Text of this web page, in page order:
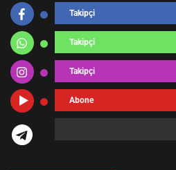
Takipçi
Takipçi
Takipçi
Abone